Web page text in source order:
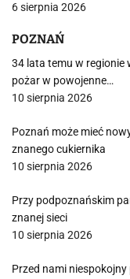
6 sierpnia 2026
POZNAŃ
34 lata temu w regionie
pożar w powojenne…
10 sierpnia 2026
Poznań może mieć
znanego cukiernika
10 sierpnia 2026
Przy podpoznańskim
znanej sieci
10 sierpnia 2026
Przed nami